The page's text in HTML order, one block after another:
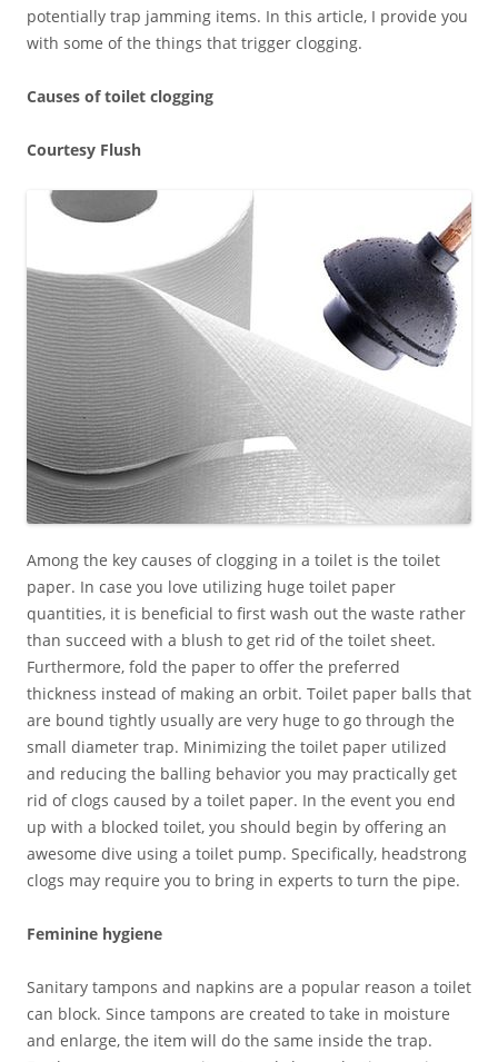
potentially trap jamming items. In this article, I provide you
with some of the things that trigger clogging.
Causes of toilet clogging
Courtesy Flush
Among the key causes of clogging in a toilet is the toilet
paper. In case you love utilizing huge toilet paper
quantities, it is beneficial to first wash out the waste rather
than succeed with a blush to get rid of the toilet sheet.
Furthermore, fold the paper to offer the preferred
thickness instead of making an orbit. Toilet paper balls that
are bound tightly usually are very huge to go through the
small diameter trap. Minimizing the toilet paper utilized
and reducing the balling behavior you may practically get
rid of clogs caused by a toilet paper. In the event you end
up with a blocked toilet, you should begin by offering an
awesome dive using a toilet pump. Specifically, headstrong
clogs may require you to bring in experts to turn the pipe.
Feminine hygiene
Sanitary tampons and napkins are a popular reason a toilet
can block. Since tampons are created to take in moisture
and enlarge, the item will do the same inside the trap.